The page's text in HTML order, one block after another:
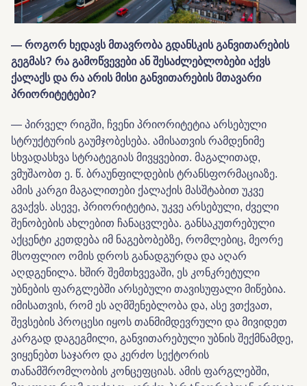
— როგორ ხედავს მთავრობა გდანსკის განვითარების
გეგმას? რა გამოწვევები ან შესაძლებლობები აქვს
ქალაქს და რა არის მისი განვითარების მთავარი
პრიორიტეტები?
— პირველ რიგში, ჩვენი პრიორიტეტია არსებული
სტრუქტურის გაუმჯობესება. ამისათვის რამდენიმე
სხვადასხვა სტრატეგიას მივყვებით. მაგალითად,
ვმუშაობთ ე. წ. ბრაუნფილდების ტრანსფორმაციაზე.
ამის კარგი მაგალითები ქალაქის მასშტაბით უკვე
გვაქვს. ასევე, პრიორიტეტია, უკვე არსებული, ძველი
შენობების ახლებით ჩანაცვლება. განსაკუთრებული
აქცენტი კეთდება იმ ნაგებობებზე, რომლებიც, მეორე
მსოფლიო ომის დროს განადგურდა და აღარ
აღდგენილა. ხშირ შემთხვევაში, ეს კონკრეტული
უბნების ფარგლებში არსებული თავისუფალი მიწებია.
იმისათვის, რომ ეს აღმშენებლობა და, ასე ვთქვათ,
შევსების პროცესი იყოს თანმიმდევრული და მივიდეთ
კარგად დაგეგმილი, განვითარებული უბნის შექმნამდე,
ვიყენებთ საჯარო და კერძო სექტორის
თანამშრომლობის კონცეფციას. ამის ფარგლებში,